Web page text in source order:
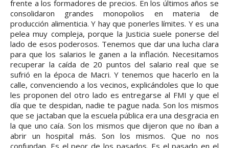
frente a los formadores de precios. En los últimos años se
consolidaron grandes monopolios en materia de
producción alimenticia. Y hay que ponerles límites. Y es una
pelea muy compleja, porque la Justicia suele ponerse del
lado de esos poderosos. Tenemos que dar una lucha clara
para que los salarios le ganen a la inflación. Necesitamos
recuperar la caída de 20 puntos del salario real que se
sufrió en la época de Macri. Y tenemos que hacerlo en la
calle, convenciendo a los vecinos, explicándoles que lo que
les proponen del otro lado es entregarse al FMI y que el
día que te despidan, nadie te pague nada. Son los mismos
que se jactaban que la escuela pública era una desgracia en
la que uno caía. Son los mismos que dijeron que no iban a
abrir un hospital más. Son los mismos. Que no nos